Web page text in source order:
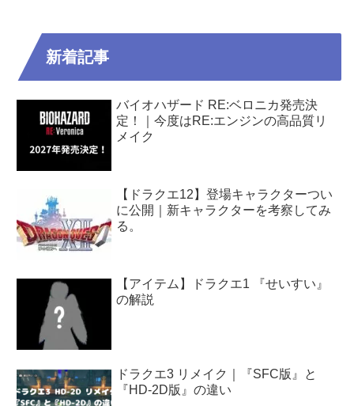
新着記事
バイオハザード RE:ベロニカ発売決
定！｜今度はRE:エンジンの高品質リ
メイク
【ドラクエ12】登場キャラクターつい
に公開｜新キャラクターを考察してみ
る。
【アイテム】ドラクエ1 『せいすい』
の解説
ドラクエ3 リメイク｜『SFC版』と
『HD-2D版』の違い